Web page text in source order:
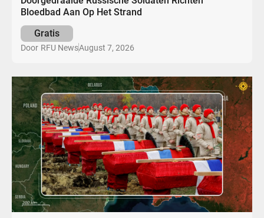
Bloedbad Aan Op Het Strand
Gratis
Door RFU NewsAugust 7, 2026